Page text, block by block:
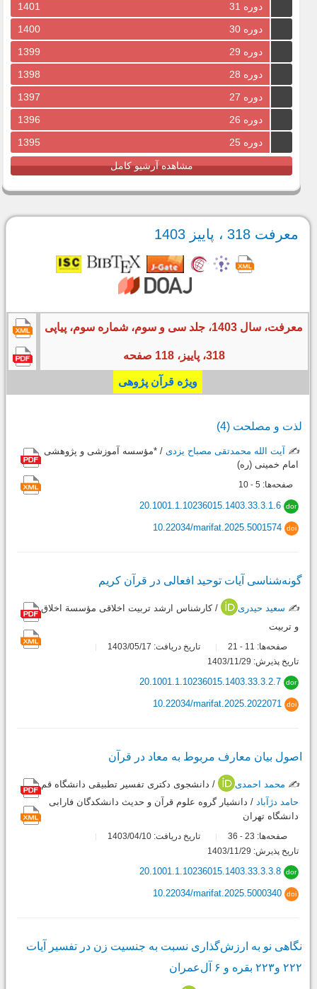
دوره 31
1401
دوره 30
1400
دوره 29
1399
دوره 28
1398
دوره 27
1397
دوره 26
1396
دوره 25
1395
مشاهده آرشیو کامل
معرفت 318 ، پاییز 1403
معرفت، سال 1403، جلد سی و سوم، شماره سوم، پیاپی
318، پاییز، 118 صفحه
ویژه قرآن پژوهی
لذت و مصلحت (4)
✍️ آیت الله محمدتقی مصباح یزدی / *مؤسسه آموزشی و پژوهشی
امام خمینی (ره)
صفحه‌ها: 5
-
dor
20.1001.1.10236015.1403.33.3.1.6
doi
10.22034/marifat.2025.5001574
گونه‌شناسی آیات توحید افعالی در قرآن کریم
✍️ سعید حیدری
/ کارشناس‌ ارشد تربیت اخلاقی مؤسسة اخلاق
و تربیت
صفحه‌ها: 11
-
تاریخ دریافت: 1403/05/17
تاریخ پذیرش: 1403/11/29
dor
20.1001.1.10236015.1403.33.3.2.7
doi
10.22034/marifat.2025.2022071
اصول بیان معارف مربوط به معاد در قرآن
✍️ محمد احمدی
/ دانشجوی دکتری تفسیر تطبیقی دانشگاه قم
حامد دژآباد / دانشیار گروه علوم قرآن و حدیث دانشکدگان فارابی
دانشگاه تهران
صفحه‌ها: 23
-
تاریخ دریافت: 1403/04/10
تاریخ پذیرش: 1403/11/29
dor
20.1001.1.10236015.1403.33.3.3.8
doi
10.22034/marifat.2025.5000340
نگاهی نو به ارزش‌گذاری نسبت به جنسیت زن در تفسیر آیات
۲۲۲ و۲۲۳ بقره و ۶ آل‌عمران